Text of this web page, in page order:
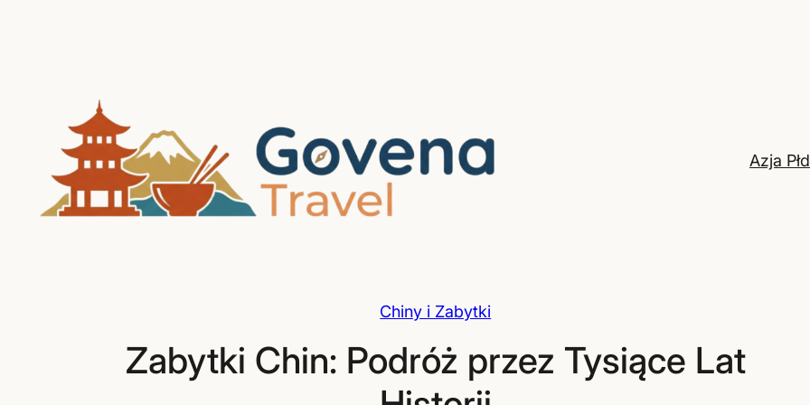
Azja
Chiny i Zabytki
Zabytki Chin: Podróż przez Tysiące Lat